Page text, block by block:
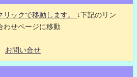
リックで移動します。
↓下記のリン
わせページに移動
お問い合せ